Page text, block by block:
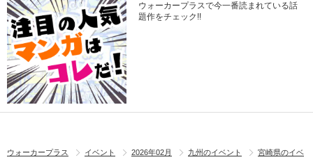
ウォーカープラスで今一番読まれている話
題作をチェック!!
ウォーカープラス イベント 2026年02月 九州のイベント
宮崎県のイベ